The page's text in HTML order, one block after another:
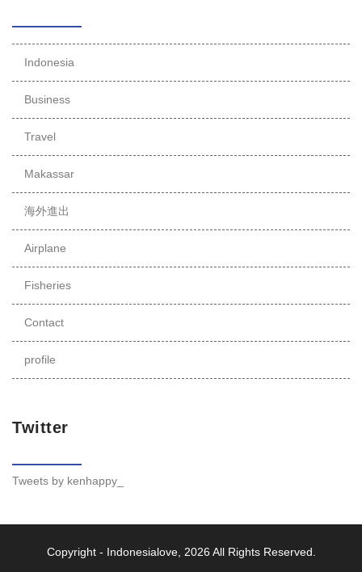
Indonesia
Business
Travel
Makassar
海外進出
Airplane
Fisheries
Contact
profile
Twitter
Tweets by kenhappy_
Copyright - Indonesialove, 2026 All Rights Reserved.